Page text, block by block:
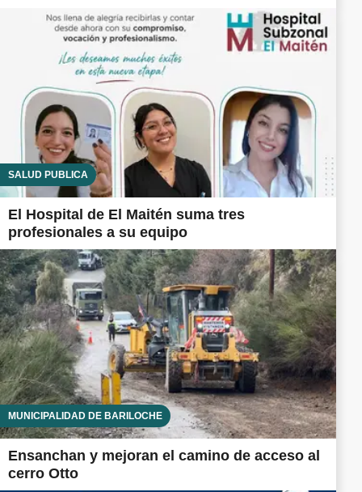
SALUD PÚBLICA
El Hospital de El Maitén suma tres
profesionales a su equipo
MUNICIPALIDAD DE BARILOCHE
Ensanchan y mejoran el camino de acceso al
cerro Otto